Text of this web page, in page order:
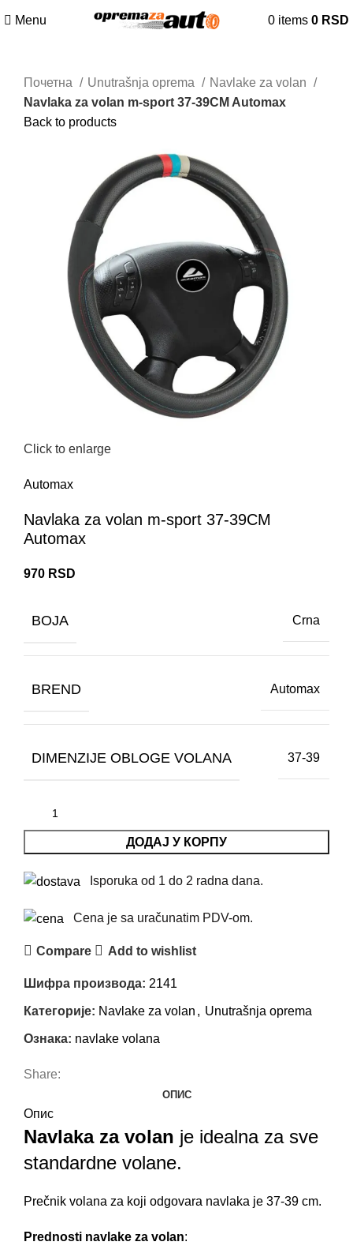
Menu 0 items 0 RSD
Почетна Unutrašnja oprema
Navlake za volan
Navlaka za volan m-sport 37-39CM Automax
Back to products
Click to enlarge
Automax
Navlaka za volan m-sport 37-39CM
Automax
970 RSD
BOJA Crna
BREND Automax
DIMENZIJE OBLOGE VOLANA 37-39
ДОДАЈ У КОРПУ
Isporuka od 1 do 2 radna dana.
Cena je sa uračunatim PDV-om.
Compare Add to wishlist
Шифра производа: 2141
Категорије: Navlake za volan , Unutrašnja oprema
Ознака: navlake volana
Share:
ОПИС
Опис
Navlaka za volan je idealna za sve
standardne volane.
Prečnik volana za koji odgovara navlaka je 37-39 cm.
Prednosti navlake za volan: